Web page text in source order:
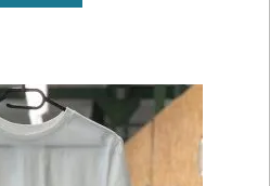
29,90 €